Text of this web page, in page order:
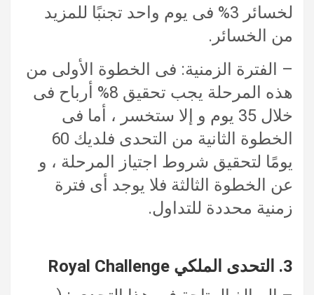
لخسائر 3% فى يوم واحد تجنبًا للمزيد
من الخسائر.
– الفترة الزمنية: فى الخطوة الأولى من
هذه المرحلة يجب تحقيق 8% أرباح فى
خلال 35 يوم و إلا ستخسر ، أما فى
الخطوة الثانية من التحدى فلديك 60
يومًا لتحقيق شروط اجتياز المرحلة ، و
عن الخطوة الثالثة فلا يوجد أى فترة
زمنية محددة للتداول.
3. التحدى الملكي Royal Challenge